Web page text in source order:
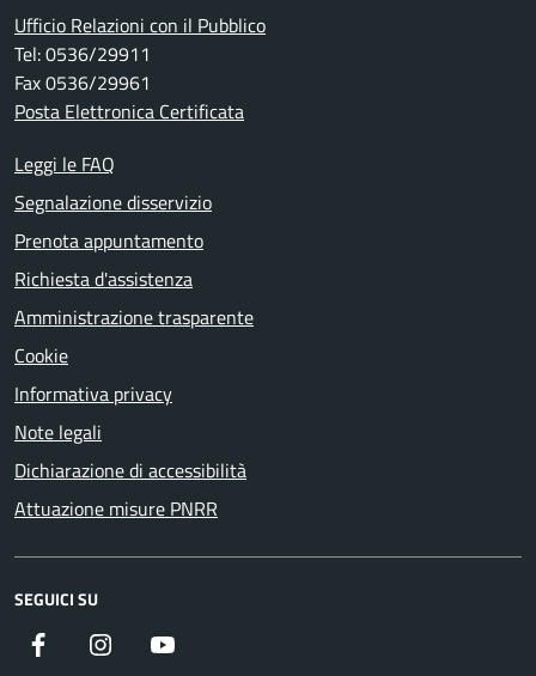
Ufficio Relazioni con il Pubblico
Tel: 0536/29911
Fax 0536/29961
Posta Elettronica Certificata
Leggi le FAQ
Segnalazione disservizio
Prenota appuntamento
Richiesta d'assistenza
Amministrazione trasparente
Cookie
Informativa privacy
Note legali
Dichiarazione di accessibilità
Attuazione misure PNRR
SEGUICI SU
Facebook Instagram